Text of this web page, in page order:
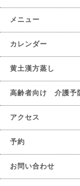
メニュー
カレンダー
黄土漢方蒸し
高齢者向け 介護予
アクセス
予約
お問い合わせ